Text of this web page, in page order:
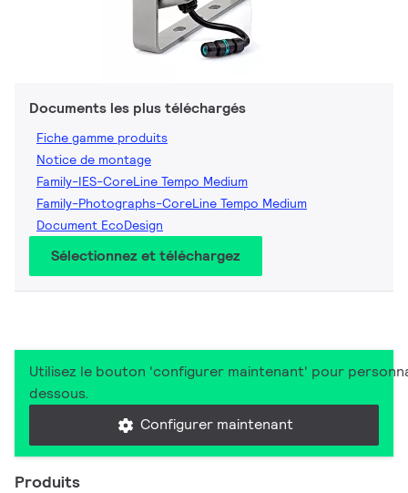
Documents les plus téléchargés
Fiche gamme produits
Notice de montage
Family-IES-CoreLine Tempo Medium
Family-Photographs-CoreLine Tempo Medium
Document EcoDesign
Sélectionnez et téléchargez
Utilisez le bouton 'configurer maintenant' pour
dessous.
Configurer maintenant
Produits